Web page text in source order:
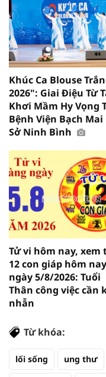
Khúc Ca Blouse
2026": Giai Điệu Từ
Khơi Mầm Hy Vọng
Bệnh Viện Bạch Mai
Sở Ninh Bình
Tử vi hôm nay, xem
12 con giáp hôm nay
ngày 5/8/2026: Tuổi
Thân công việc cần
nhẫn
Từ khóa:
lối sống ung thư